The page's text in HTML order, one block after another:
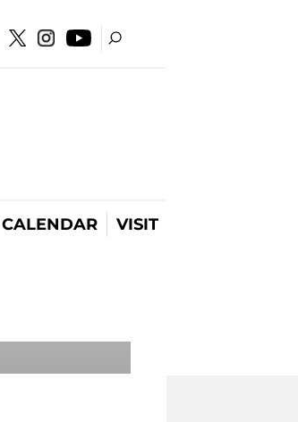
CALENDAR VISIT